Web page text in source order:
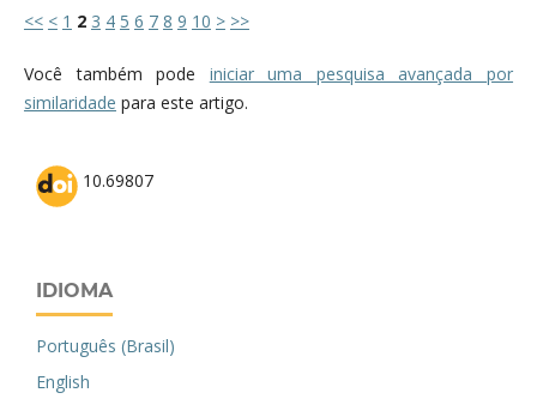
<< < 1 2 3 4 5 6 7 8 9 10 > >>
Você também pode iniciar uma pesquisa avançada por
similaridade para este artigo.
10.69807
IDIOMA
Português (Brasil)
English